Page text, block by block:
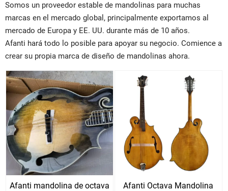
Somos un proveedor estable de mandolinas para muchas
marcas en el mercado global, principalmente exportamos al
mercado de Europa y EE. UU. durante más de 10 años.
Afanti hará todo lo posible para apoyar su negocio. Comience a
crear su propia marca de diseño de mandolinas ahora.
Afanti mandolina de octava
Afanti Octava Mandolina